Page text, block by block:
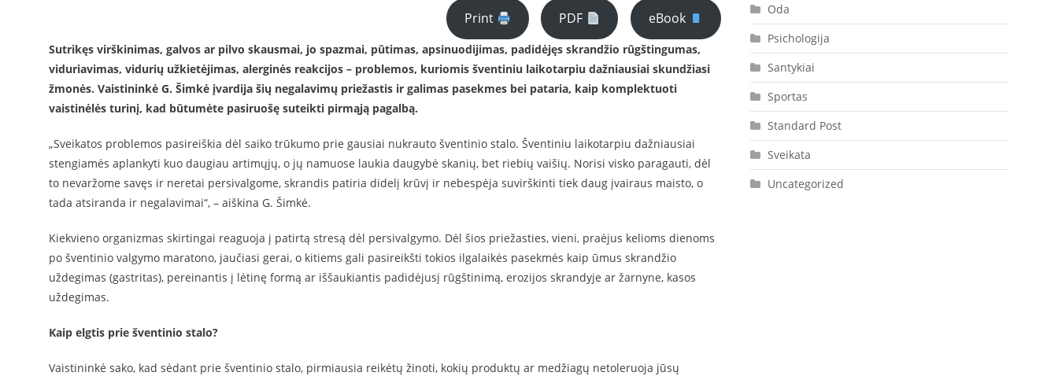
Print PDF eBook
Sutrikęs virškinimas, galvos ar pilvo skausmai, jo spazmai, pūtimas, apsinuodijimas, padidėjęs skrandžio rūgštingumas,
viduriavimas, vidurių užkietėjimas, alerginės reakcijos – problemos, kuriomis šventiniu laikotarpiu dažniausiai skundžiasi
žmonės. Vaistininkė G. Šimkė įvardija šių negalavimų priežastis ir galimas pasekmes bei pataria, kaip komplektuoti
vaistinėlės turinį, kad būtumėte pasiruošę suteikti pirmąją pagalbą.
„Sveikatos problemos pasireiškia dėl saiko trūkumo prie gausiai nukrauto šventinio stalo. Šventiniu laikotarpiu dažniausiai
stengiamės aplankyti kuo daugiau artimųjų, o jų namuose laukia daugybė skanių, bet riebių vaišių. Norisi visko paragauti, dėl
to nevaržome savęs ir neretai persivalgome, skrandis patiria didelį krūvį ir nebespėja suvirškinti tiek daug įvairaus maisto, o
tada atsiranda ir negalavimai“, – aiškina G. Šimkė.
Kiekvieno organizmas skirtingai reaguoja į patirtą stresą dėl persivalgymo. Dėl šios priežasties, vieni, praėjus kelioms dienoms
po šventinio valgymo maratono, jaučiasi gerai, o kitiems gali pasireikšti tokios ilgalaikės pasekmės kaip ūmus skrandžio
uždegimas (gastritas), pereinantis į lėtinę formą ar iššaukiantis padidėjusį rūgštinimą, erozijos skrandyje ar žarnyne, kasos
uždegimas.
Kaip elgtis prie šventinio stalo?
Vaistininkė sako, kad sėdant prie šventinio stalo, pirmiausia reikėtų žinoti, kokių produktų ar medžiagų netoleruoja jūsų
Oda
Psichologija
Santykiai
Sportas
Standard Post
Sveikata
Uncategorized